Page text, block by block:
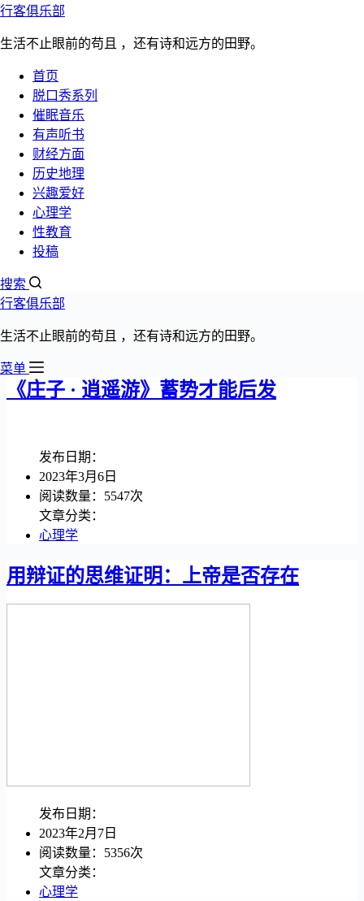
跳过内容
催眠
行客俱乐部
生活不止眼前的苟且 ，还有诗和远方的田野。
首页
脱口秀系列
催眠音乐
有声听书
财经方面
历史地理
兴趣爱好
心理学
性教育
投稿
搜索
行客俱乐部
生活不止眼前的苟且 ，还有诗和远方的田野。
菜单
网站首页 心理学
学太多哲学:会不会看破红尘，像出家人
一样四大皆空，然后对什么都失去兴趣？
2023年3月7日
阅读数量：5380次
文章分类：
《庄子 · 逍遥游》蓄势才能后发
发布日期：
2023年3月6日
阅读数量：5547次
文章分类：
心理学
用辩证的思维证明：上帝是否存在
发布日期：
2023年2月7日
阅读数量：5356次
文章分类：
心理学